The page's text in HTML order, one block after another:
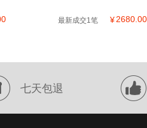
最新成交1笔 ¥2680.00
七天包退